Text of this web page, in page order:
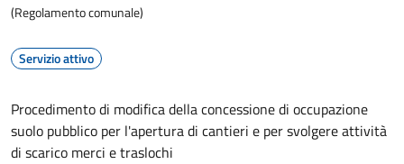
(Regolamento comunale)
Servizio attivo
Procedimento di modifica della concessione di occupazione
suolo pubblico per l'apertura di cantieri e per svolgere attività
di scarico merci e traslochi